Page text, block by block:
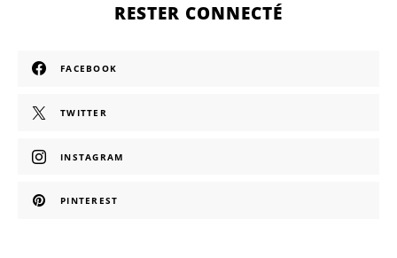
RESTER CONNECTÉ
FACEBOOK
TWITTER
INSTAGRAM
PINTEREST